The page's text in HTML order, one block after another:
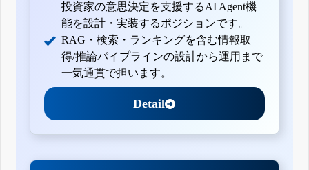
投資家の意思決定を支援するAI Agent機
能を設計・実装するポジションです。
RAG・検索・ランキングを含む情報取
得/推論パイプラインの設計から運用まで
一気通貫で担います。
Detail